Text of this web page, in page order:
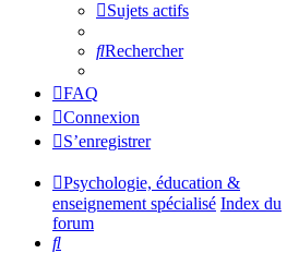
Sujets actifs
Rechercher
FAQ
Connexion
S’enregistrer
Psychologie, éducation &
enseignement spécialisé Index du
forum
Rechercher